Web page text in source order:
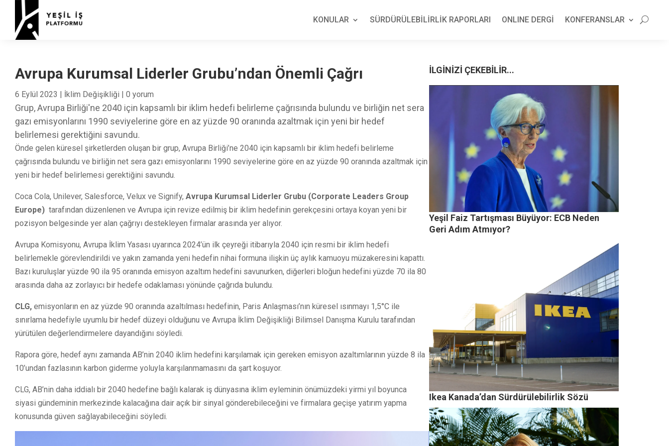
KONULAR SÜRDÜRÜLEBİLİRLİK RAPORLARI ONLINE DERGİ KONFERANSLAR
Avrupa Kurumsal Liderler Grubu’ndan Önemli Çağrı
6 Eylül 2023 | İklim Değişikliği | 0 yorum
Grup, Avrupa Birliği'ne 2040 için kapsamlı bir iklim hedefi belirleme çağrısında bulundu ve birliğin net sera
gazı emisyonlarını 1990 seviyelerine göre en az yüzde 90 oranında azaltmak için yeni bir hedef
belirlemesi gerektiğini savundu.
Önde gelen küresel şirketlerden oluşan bir grup, Avrupa Birliği’ne 2040 için kapsamlı bir iklim hedefi belirleme
çağrısında bulundu ve birliğin net sera gazı emisyonlarını 1990 seviyelerine göre en az yüzde 90 oranında azaltmak için
yeni bir hedef belirlemesi gerektiğini savundu.
Coca Cola, Unilever, Salesforce, Velux ve Signify, Avrupa Kurumsal Liderler Grubu (Corporate Leaders Group
Europe) tarafından düzenlenen ve Avrupa için revize edilmiş bir iklim hedefinin gerekçesini ortaya koyan yeni bir
pozisyon belgesinde yer alan çağrıyı destekleyen firmalar arasında yer alıyor.
Avrupa Komisyonu, Avrupa İklim Yasası uyarınca 2024’ün ilk çeyreği itibarıyla 2040 için resmi bir iklim hedefi
belirlemekle görevlendirildi ve yakın zamanda yeni hedefin nihai formuna ilişkin üç aylık kamuoyu müzakeresini kapattı.
Bazı kuruluşlar yüzde 90 ila 95 oranında emisyon azaltım hedefini savunurken, diğerleri bloğun hedefini yüzde 70 ila 80
arasında daha az zorlayıcı bir hedefe odaklaması yönünde çağrıda bulundu.
CLG, emisyonların en az yüzde 90 oranında azaltılması hedefinin, Paris Anlaşması’nın küresel ısınmayı 1,5°C ile
sınırlama hedefiyle uyumlu bir hedef düzeyi olduğunu ve Avrupa İklim Değişikliği Bilimsel Danışma Kurulu tarafından
yürütülen değerlendirmelere dayandığını söyledi.
Rapora göre, hedef aynı zamanda AB’nin 2040 iklim hedefini karşılamak için gereken emisyon azaltımlarının yüzde 8 ila
10’undan fazlasının karbon giderme yoluyla karşılanmamasını da şart koşuyor.
CLG, AB’nin daha iddialı bir 2040 hedefine bağlı kalarak iş dünyasına iklim eyleminin önümüzdeki yirmi yıl boyunca
siyasi gündeminin merkezinde kalacağına dair açık bir sinyal gönderebileceğini ve firmalara geçişe yatırım yapma
konusunda güven sağlayabileceğini söyledi.
İLGİNİZİ ÇEKEBİLİR...
Yeşil Faiz Tartışması Büyüyor: ECB Neden
Geri Adım Atmıyor?
Ikea Kanada’dan Sürdürülebilirlik Sözü